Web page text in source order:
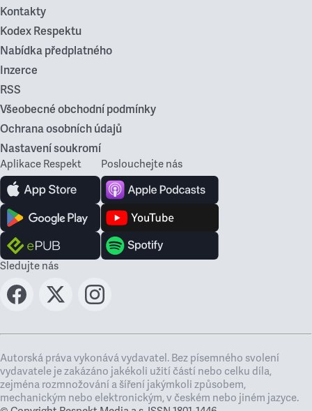
Kontakty
Kodex Respektu
Nabídka předplatného
Inzerce
RSS
Všeobecné obchodní podmínky
Ochrana osobních údajů
Nastavení soukromí
Aplikace Respekt Poslouchejte nás
Sledujte nás
Autorská práva vykonává vydavatel. Bez písemného svolení
vydavatele je zakázáno jakékoli užití částí nebo celku díla,
zejména rozmnožování a šíření jakýmkoli způsobem,
mechanickým nebo elektronickým, v českém nebo jiném jazyce.